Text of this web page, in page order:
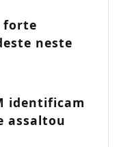
forte
neste
identificam
assaltou